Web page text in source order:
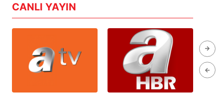
CANLI YAYIN